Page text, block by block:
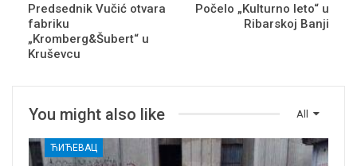
Predsednik Vučić otvara
fabriku
„Kromberg&Šubert“ u
Kruševcu
Počelo „Kulturno leto“ u
Ribarskoj Banji
All
You might also like
ЋИЋЕВАЦ